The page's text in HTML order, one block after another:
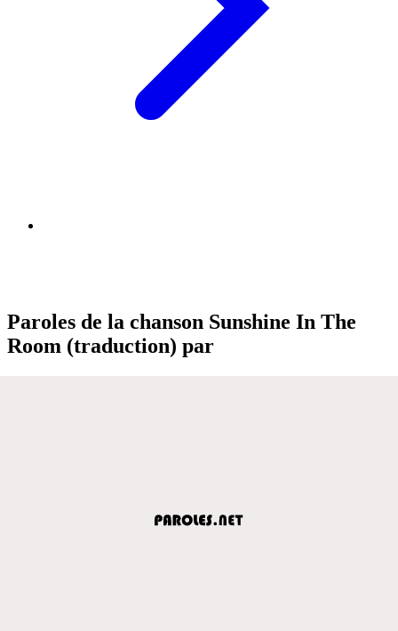
Paroles de la chanson Sunshine In The
Room (traduction) par